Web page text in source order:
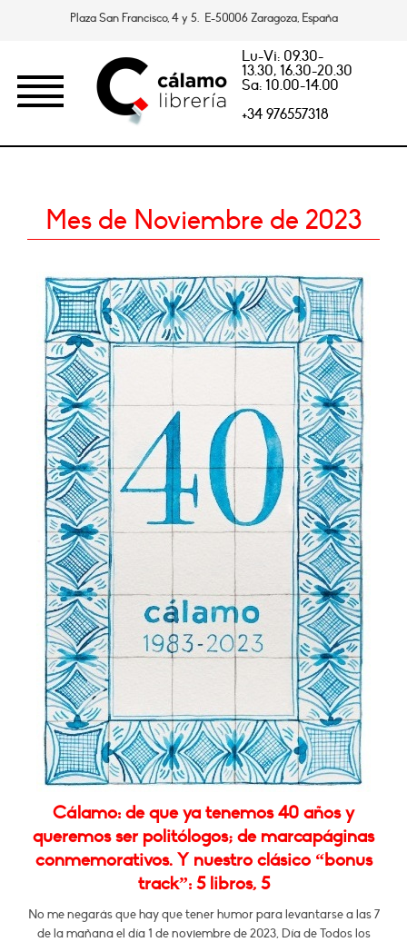
Plaza San Francisco, 4 y 5. E-50006 Zaragoza, España
Lu-Vi: 09.30-
13.30, 16.30-20.30
Sa: 10.00-14.00
+34 976557318
Mes de Noviembre de 2023
Cálamo: de que ya tenemos 40 años y
queremos ser politólogos; de marcapáginas
conmemorativos. Y nuestro clásico “bonus
track”: 5 libros, 5
No me negarás que hay que tener humor para levantarse a las 7
de la mañana el día 1 de noviembre de 2023, Día de Todos los